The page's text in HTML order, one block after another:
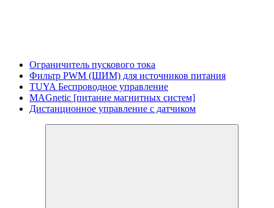
Ограничитель пускового тока
Фильтр PWM (ШИМ) для источников питания
TUYA Беспроводное управление
MAGnetic [питание магнитных систем]
Дистанционное управление с датчиком